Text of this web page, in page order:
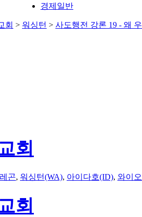
경제일반
회 > 워싱턴 > 사도행전 강론 19 - 왜
회
곤, 워싱턴(WA), 아이다호(ID), 와이
회